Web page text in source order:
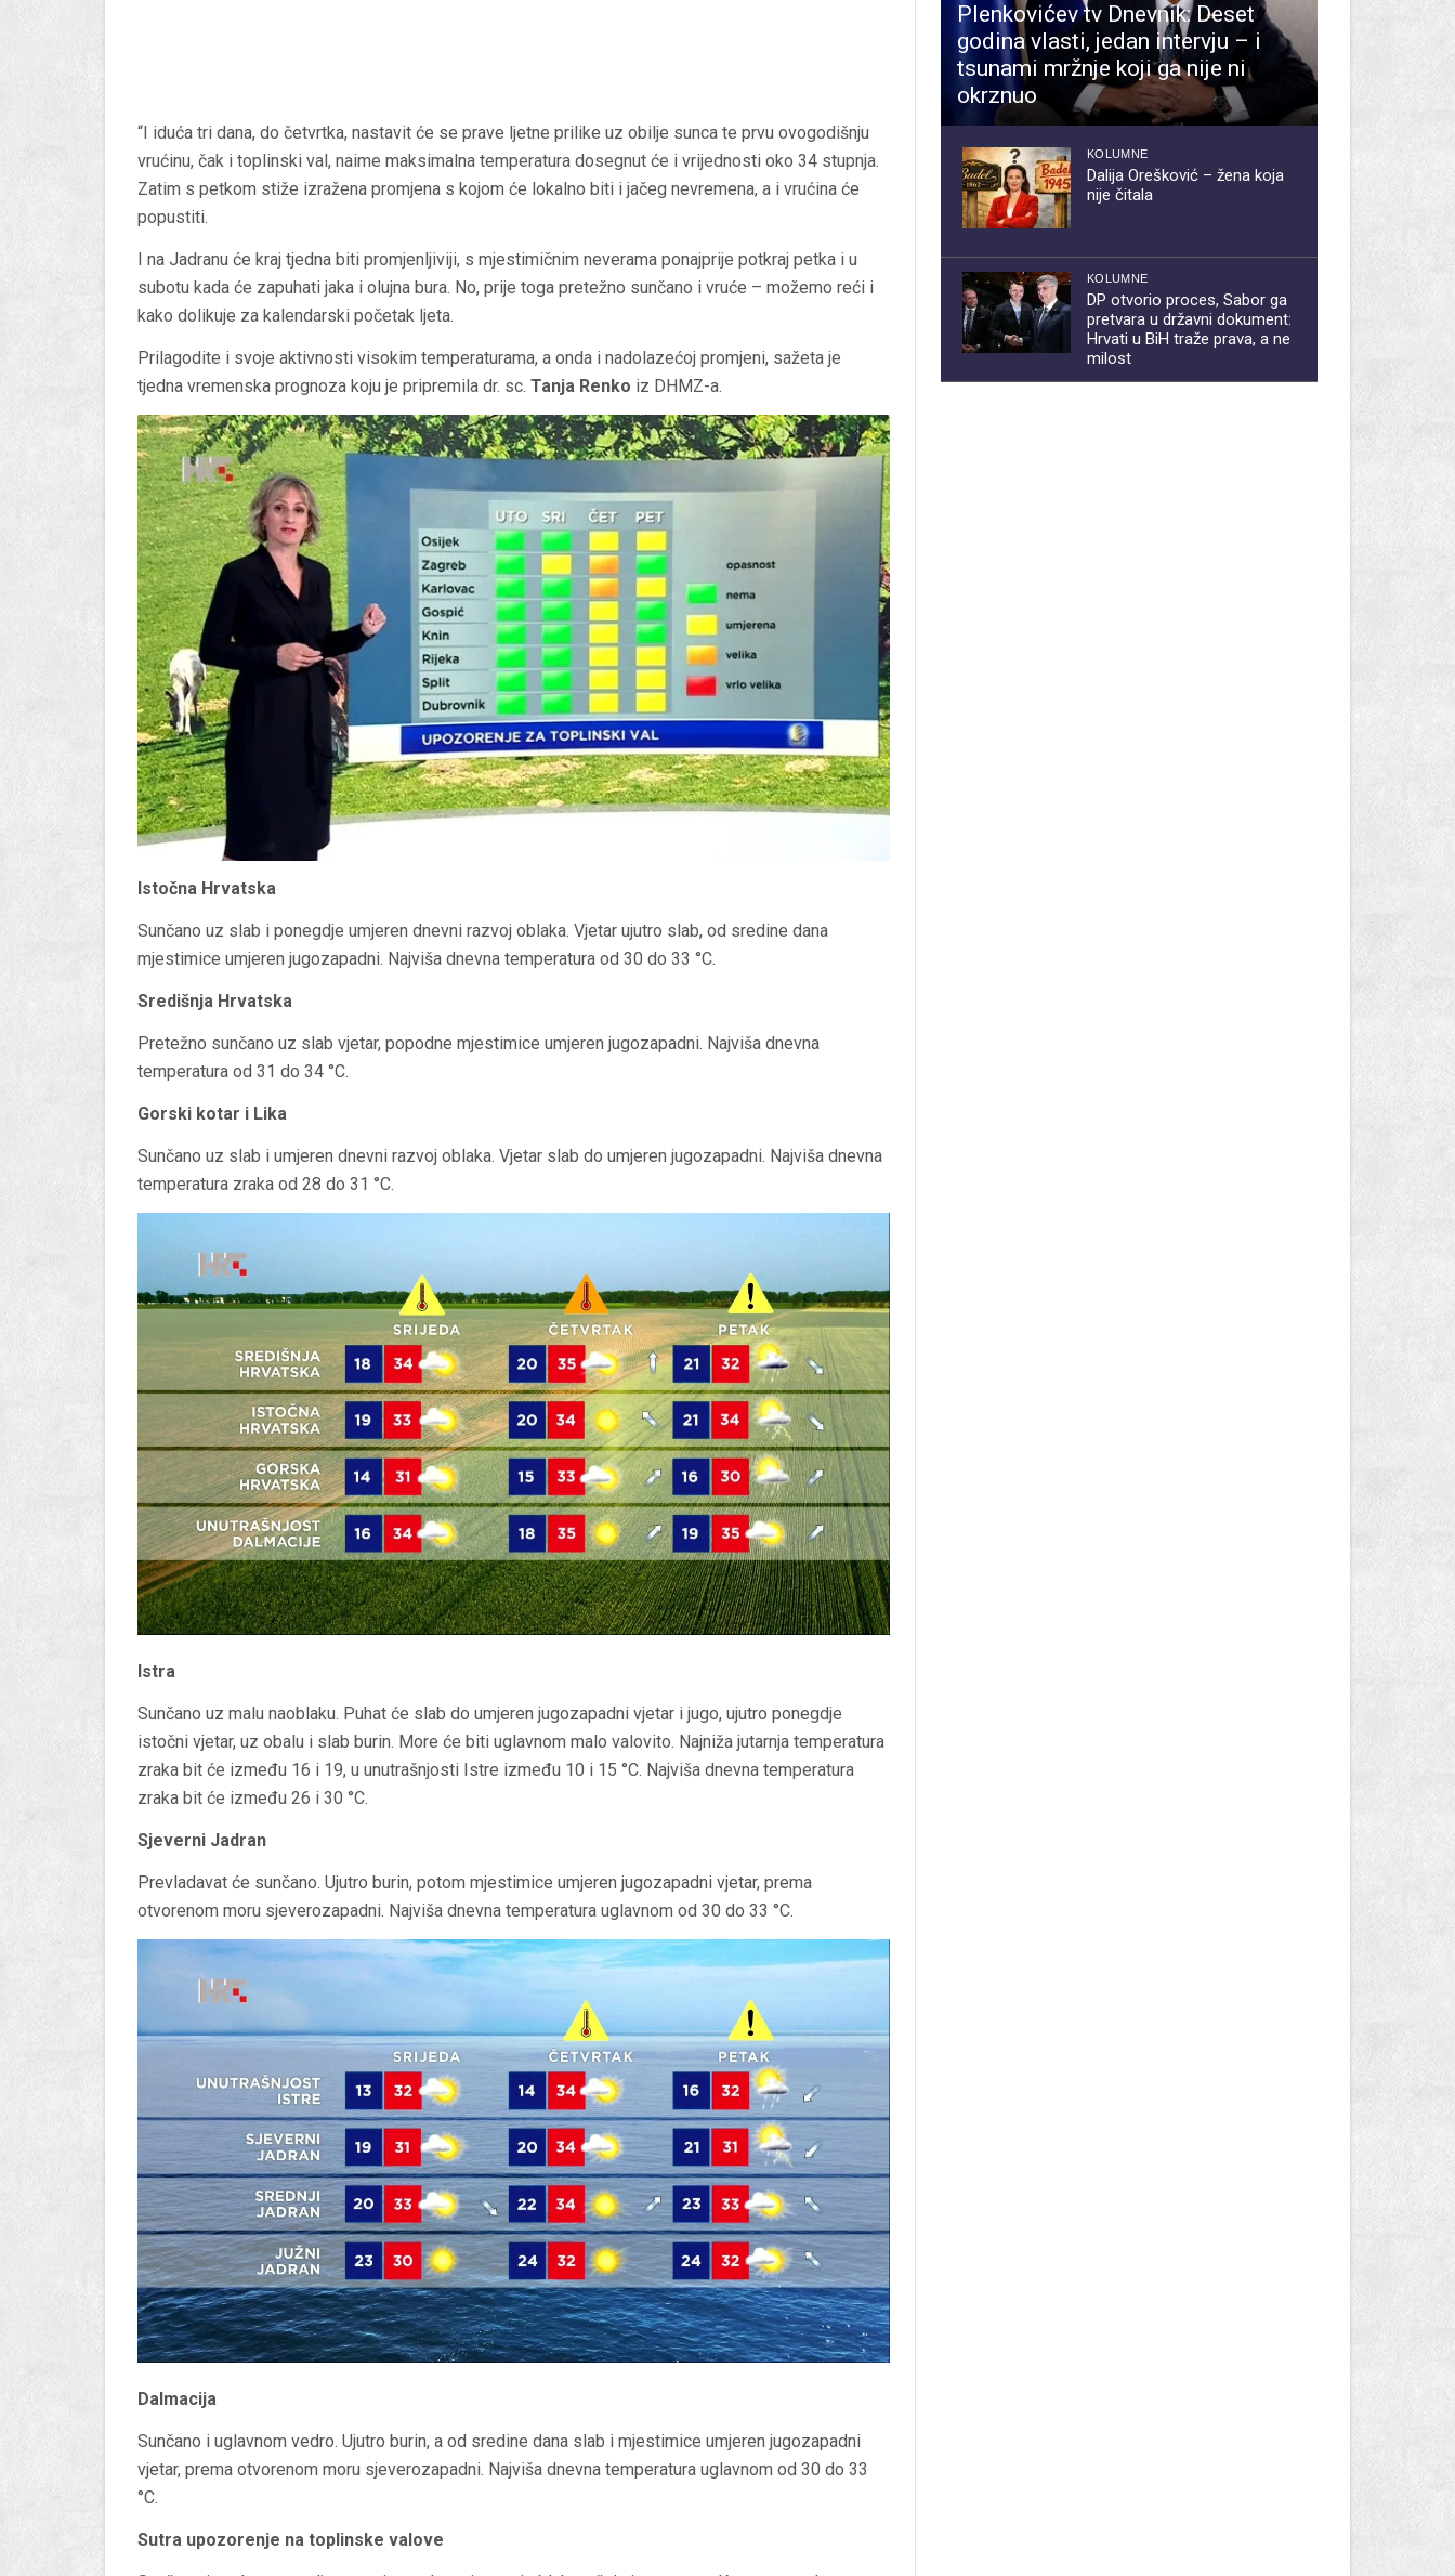
“I iduća tri dana, do četvrtka, nastavit će se prave ljetne prilike uz obilje sunca te prvu ovogodišnju
vrućinu, čak i toplinski val, naime maksimalna temperatura dosegnut će i vrijednosti oko 34 stupnja.
Zatim s petkom stiže izražena promjena s kojom će lokalno biti i jačeg nevremena, a i vrućina će
popustiti.
I na Jadranu će kraj tjedna biti promjenljiviji, s mjestimičnim neverama ponajprije potkraj petka i u
subotu kada će zapuhati jaka i olujna bura. No, prije toga pretežno sunčano i vruće – možemo reći i
kako dolikuje za kalendarski početak ljeta.
Prilagodite i svoje aktivnosti visokim temperaturama, a onda i nadolazećoj promjeni, sažeta je
tjedna vremenska prognoza koju je pripremila dr. sc. Tanja Renko iz DHMZ-a.
Istočna Hrvatska
Sunčano uz slab i ponegdje umjeren dnevni razvoj oblaka. Vjetar ujutro slab, od sredine dana
mjestimice umjeren jugozapadni. Najviša dnevna temperatura od 30 do 33 °C.
Središnja Hrvatska
Pretežno sunčano uz slab vjetar, popodne mjestimice umjeren jugozapadni. Najviša dnevna
temperatura od 31 do 34 °C.
Gorski kotar i Lika
Sunčano uz slab i umjeren dnevni razvoj oblaka. Vjetar slab do umjeren jugozapadni. Najviša dnevna
temperatura zraka od 28 do 31 °C.
Istra
Sunčano uz malu naoblaku. Puhat će slab do umjeren jugozapadni vjetar i jugo, ujutro ponegdje
istočni vjetar, uz obalu i slab burin. More će biti uglavnom malo valovito. Najniža jutarnja temperatura
zraka bit će između 16 i 19, u unutrašnjosti Istre između 10 i 15 °C. Najviša dnevna temperatura
zraka bit će između 26 i 30 °C.
Sjeverni Jadran
Prevladavat će sunčano. Ujutro burin, potom mjestimice umjeren jugozapadni vjetar, prema
otvorenom moru sjeverozapadni. Najviša dnevna temperatura uglavnom od 30 do 33 °C.
Dalmacija
Sunčano i uglavnom vedro. Ujutro burin, a od sredine dana slab i mjestimice umjeren jugozapadni
vjetar, prema otvorenom moru sjeverozapadni. Najviša dnevna temperatura uglavnom od 30 do 33
°C.
Sutra upozorenje na toplinske valove
Plenkovićev tv Dnevnik: Deset
godina vlasti, jedan intervju – i
tsunami mržnje koji ga nije ni
okrznuo
KOLUMNE
Dalija Orešković – žena koja
nije čitala
KOLUMNE
DP otvorio proces, Sabor ga
pretvara u državni dokument:
Hrvati u BiH traže prava, a ne
milost